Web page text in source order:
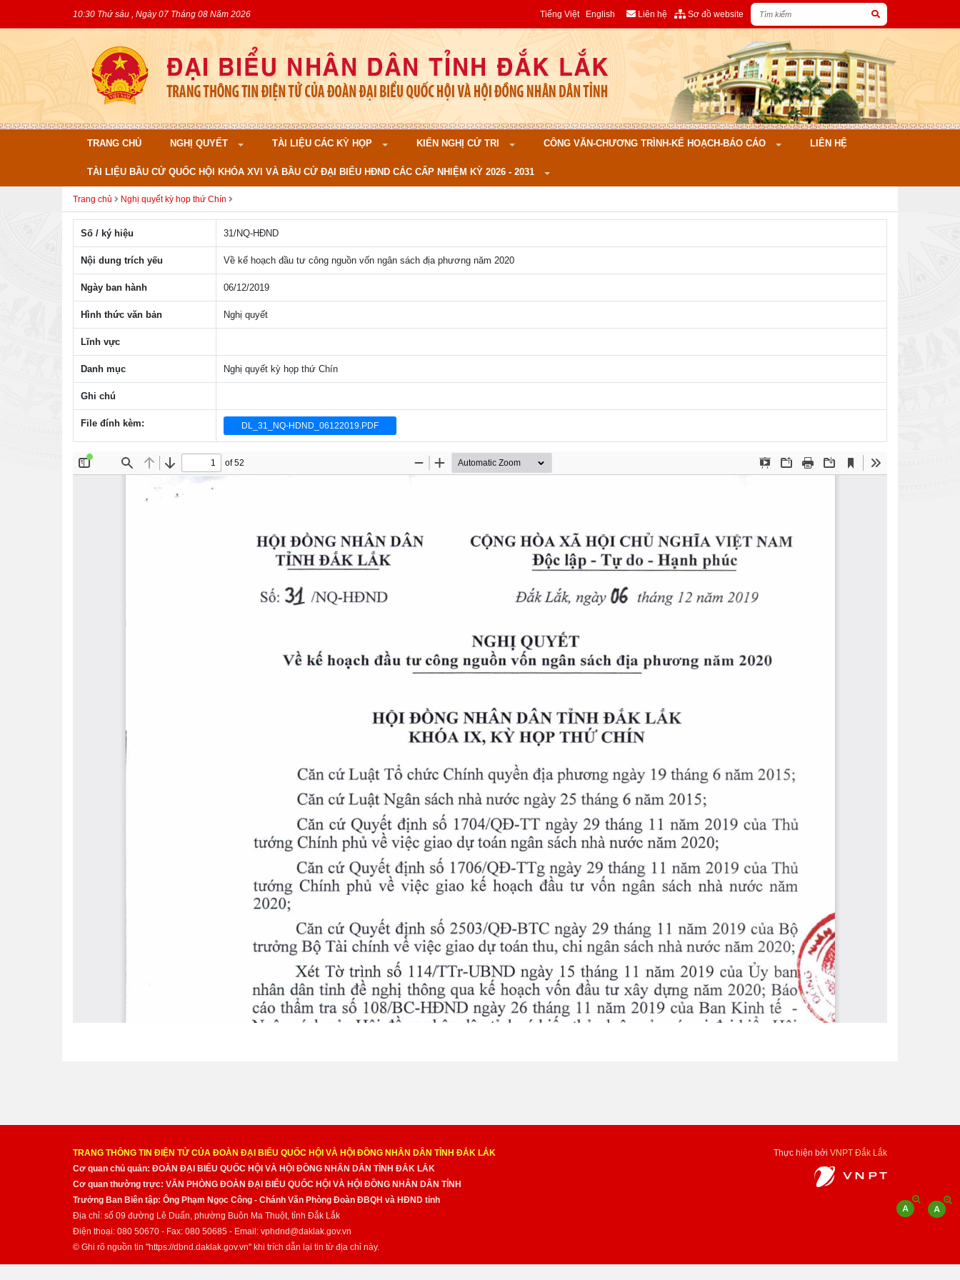
10:30 Thứ sáu , Ngày 07 Tháng 08 Năm 2026 Tiếng Việt English Liên hệ Sơ đồ website
TRANG CHỦ NGHỊ QUYẾT TÀI LIỆU CÁC KỲ HỌP KIẾN NGHỊ CỬ TRI CÔNG VĂN-CHƯƠNG TRÌNH-KẾ HOẠCH-BÁO CÁO LIÊN HỆ
TÀI LIỆU BẦU CỬ QUỐC HỘI KHÓA XVI VÀ BẦU CỬ ĐẠI BIỂU HĐND CÁC CẤP NHIỆM KỲ 2026 - 2031
Trang chủ Nghị quyết kỳ họp thứ Chín
Số / ký hiệu 31/NQ-HÐND
Nội dung trích yếu Về kế hoạch đầu tư công nguồn vốn ngân sách địa phương năm 2020
Ngày ban hành 06/12/2019
Hình thức văn bản Nghị quyết
Lĩnh vực
Danh mục Nghị quyết kỳ họp thứ Chín
Ghi chú
File đính kèm: DL_31_NQ-HDND_06122019.PDF
TRANG THÔNG TIN ĐIỆN TỬ CỦA ĐOÀN ĐẠI BIỂU QUỐC HỘI VÀ HỘI ĐỒNG NHÂN DÂN TỈNH ĐẮK LẮK
Cơ quan chủ quản: ĐOÀN ĐẠI BIỂU QUỐC HỘI VÀ HỘI ĐỒNG NHÂN DÂN TỈNH ĐẮK LẮK
Cơ quan thường trực: VĂN PHÒNG ĐOÀN ĐẠI BIỂU QUỐC HỘI VÀ HỘI ĐỒNG NHÂN DÂN TỈNH
Trưởng Ban Biên tập: Ông Phạm Ngọc Công - Chánh Văn Phòng Đoàn ĐBQH và HĐND tỉnh
Địa chỉ: số 09 đường Lê Duẩn, phường Buôn Ma Thuột, tỉnh Đắk Lắk
Điện thoại: 080 50670 - Fax: 080 50685 - Email: vphdnd@daklak.gov.vn
© Ghi rõ nguồn tin "https://dbnd.daklak.gov.vn" khi trích dẫn lại tin từ địa chỉ này.
Thực hiện bởi VNPT Đắk Lắk